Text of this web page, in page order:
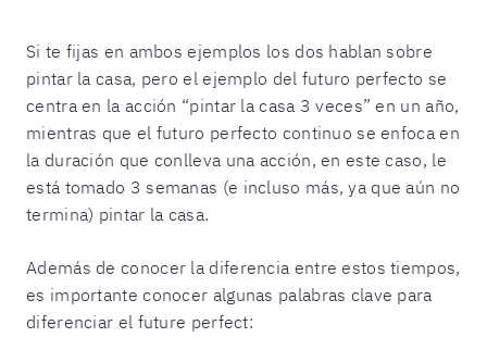
Si te fijas en ambos ejemplos los dos hablan sobre
pintar la casa, pero el ejemplo del futuro perfecto se
centra en la acción “pintar la casa 3 veces” en un año,
mientras que el futuro perfecto continuo se enfoca en
la duración que conlleva una acción, en este caso, le
está tomado 3 semanas (e incluso más, ya que aún no
termina) pintar la casa.
Además de conocer la diferencia entre estos tiempos,
es importante conocer algunas palabras clave para
diferenciar el future perfect: